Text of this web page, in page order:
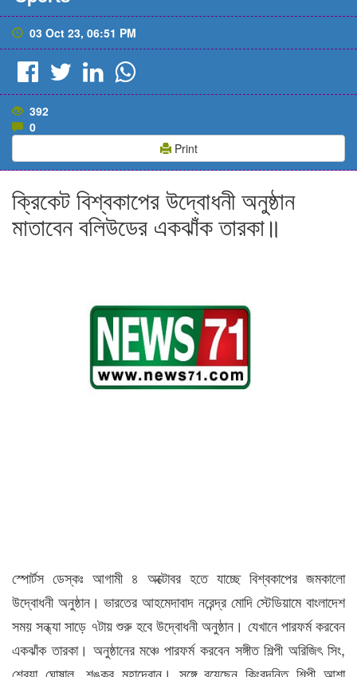
03 Oct 23, 06:51 PM
392
0
Print
ক্রিকেট বিশ্বকাপের উদ্বোধনী অনুষ্ঠান
মাতাবেন বলিউডের একঝাঁক তারকা॥
স্পোর্টস ডেস্কঃ আগামী ৪ অক্টোবর হতে যাচ্ছে বিশ্বকাপের জমকালো
উদ্বোধনী অনুষ্ঠান। ভারতের আহমেদাবাদ নরেন্দ্র মোদি স্টেডিয়ামে বাংলাদেশ
সময় সন্ধ্যা সাড়ে ৭টায় শুরু হবে উদ্বোধনী অনুষ্ঠান। যেখানে পারফর্ম করবেন
একঝাঁক তারকা। অনুষ্ঠানের মঞ্চে পারফর্ম করবেন সঙ্গীত শিল্পী অরিজিৎ সিং,